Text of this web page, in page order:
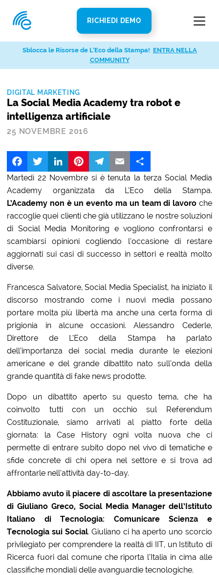
RICHIEDI DEMO
DIGITAL MARKETING
La Social Media Academy tra robot e
intelligenza artificiale
25 NOVEMBRE 2016
FacebookTwitter LinkedIn
Martedì 22 Novembre si è tenuta la terza Social Media
Academy organizzata da L’Eco della Stampa.
L’Academy non è un evento ma un team di lavoro che
raccoglie quei clienti che già utilizzano le nostre soluzioni
di Social Media Monitoring e vogliono confrontarsi e
scambiarsi opinioni cogliendo l’occasione di restare
aggiornati sui casi di successo in settori e realtà molto
diverse.
Francesca Salvatore, Social Media Specialist, ha iniziato il
discorso mostrando come i nuovi media possano
portare molta più libertà ma anche una certa forma di
prigionia in alcune occasioni. Alessandro Cederle,
Direttore de L’Eco della Stampa ha parlato
dell’importanza dei social media durante le elezioni
americane e del grande dibattito nato sull’onda della
grande quantità di fake news prodotte.
Dopo un dibattito aperto su questo tema, che ha
coinvolto tutti con un occhio sul Referendum
Costituzionale, siamo arrivati al piatto forte della
giornata: la Case History ogni volta nuova che ci
permette di entrare subito dopo nel vivo di tematiche e
sfide concrete di chi opera nel settore e si trova ad
affrontarle nell’attività day-to-day.
Abbiamo avuto il piacere di ascoltare la presentazione
di Giuliano Greco, Social Media Manager dell’Istituto
Italiano di Tecnologia: Comunicare Scienza e
Tecnologia sui Social.Giuliano ci ha aperto uno scorcio
privilegiato per comprendere la realtà di IIT, un Istituto di
Ricerca fuori dal comune che riporta l’Italia in cima alle
classifiche mondiali delle avanguardie tecnologiche.
Sblocca le Risorse de L’Eco della Stampa! ENTRA NELLA
COMMUNITY